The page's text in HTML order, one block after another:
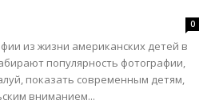
0
из жизни американских детей в
популярность фотографии,
показать современным детям,
вниманием...